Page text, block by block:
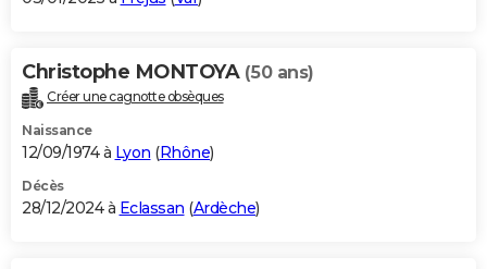
Christophe MONTOYA (50 ans)
Créer une cagnotte obsèques
Naissance
12/09/1974 à Lyon (Rhône)
Décès
28/12/2024 à Eclassan (Ardèche)